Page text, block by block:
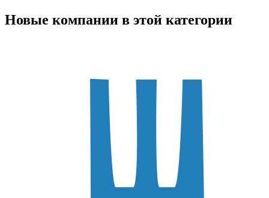
Новые компании в этой категории